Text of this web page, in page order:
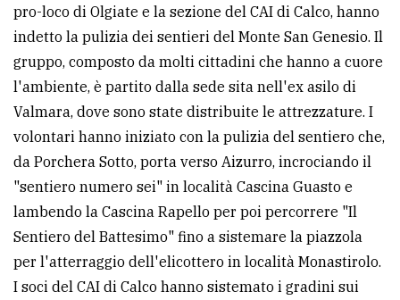
CERCA
Cerca
per
comune
Ricerca
avanzata
LE
ALTRE
TESTATE
pro-loco di Olgiate e la sezione del CAI di Calco, hanno
indetto la pulizia dei sentieri del Monte San Genesio. Il
gruppo, composto da molti cittadini che hanno a cuore
l'ambiente, è partito dalla sede sita nell'ex asilo di
Valmara, dove sono state distribuite le attrezzature. I
volontari hanno iniziato con la pulizia del sentiero che,
da Porchera Sotto, porta verso Aizurro, incrociando il
"sentiero numero sei" in località Cascina Guasto e
lambendo la Cascina Rapello per poi percorrere "Il
Sentiero del Battesimo" fino a sistemare la piazzola
per l'atterraggio dell'elicottero in località Monastirolo.
I soci del CAI di Calco hanno sistemato i gradini sui